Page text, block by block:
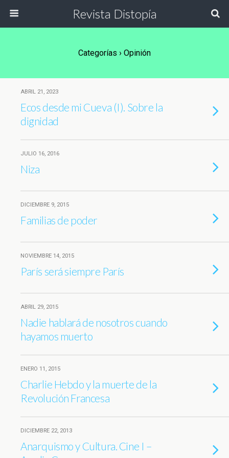
Revista Distopía
Categorías › Opinión
ABRIL 21, 2023
Ecos desde mi Cueva (I). Sobre la
dignidad
JULIO 16, 2016
Niza
DICIEMBRE 9, 2015
Familias de poder
NOVIEMBRE 14, 2015
París será siempre París
ABRIL 29, 2015
Nadie hablará de nosotros cuando
hayamos muerto
ENERO 11, 2015
Charlie Hebdo y la muerte de la
Revolución Francesa
DICIEMBRE 22, 2013
Anarquismo y Cultura. Cine I –